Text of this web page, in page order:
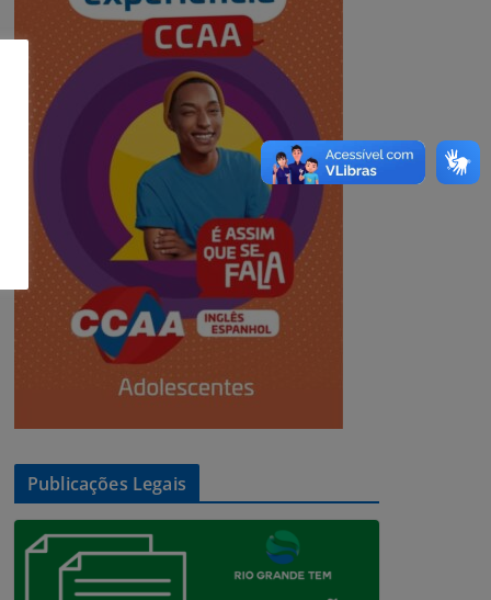
Publicações Legais